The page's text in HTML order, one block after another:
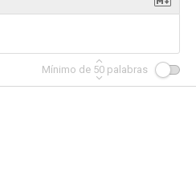
Mínimo de 50 palabras